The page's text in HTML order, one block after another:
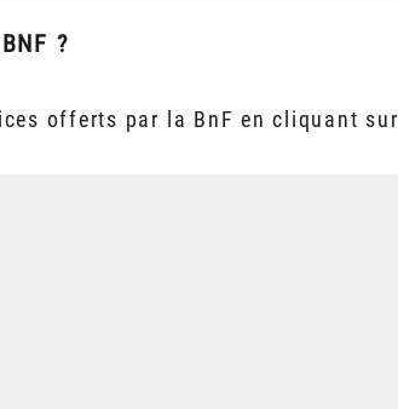
?
offerts par la BnF en cliquant sur